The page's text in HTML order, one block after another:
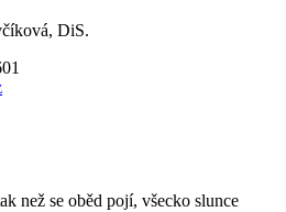
DiS.
než se oběd pojí, všecko slunce